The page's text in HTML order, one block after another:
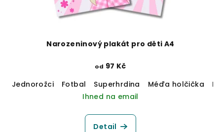
Narozeninový plakát pro děti A4
od 97 Kč
Jednorožci
Fotbal Superhrdina Méďa holčička
Ihned na email
Detail